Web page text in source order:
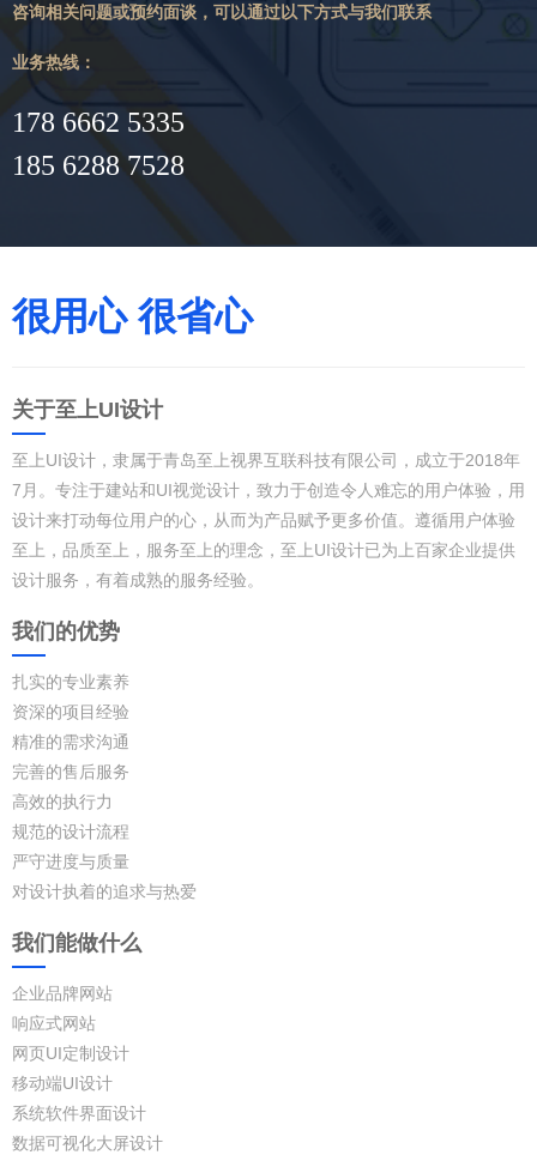
咨询相关问题或预约面谈，可以通过以下方式与我们联系
业务热线：
178 6662 5335
185 6288 7528
很用心 很省心
关于至上UI设计
至上UI设计，隶属于青岛至上视界互联科技有限公司，成立于2018年
7月。专注于建站和UI视觉设计，致力于创造令人难忘的用户体验，用
设计来打动每位用户的心，从而为产品赋予更多价值。遵循用户体验
至上，品质至上，服务至上的理念，至上UI设计已为上百家企业提供
设计服务，有着成熟的服务经验。
我们的优势
扎实的专业素养
资深的项目经验
精准的需求沟通
完善的售后服务
高效的执行力
规范的设计流程
严守进度与质量
对设计执着的追求与热爱
我们能做什么
企业品牌网站
响应式网站
网页UI定制设计
移动端UI设计
系统软件界面设计
数据可视化大屏设计